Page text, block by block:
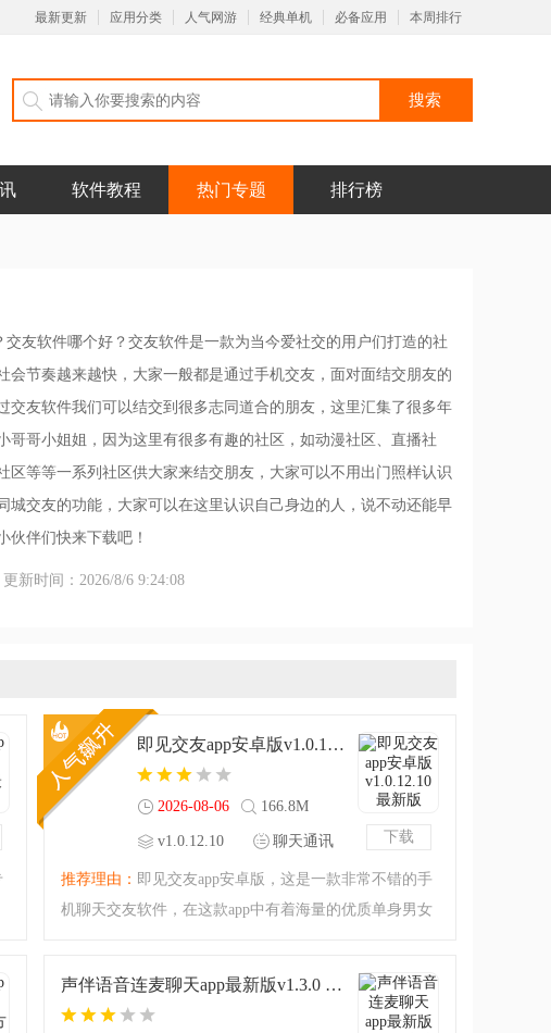
最新更新 应用分类 人气网游 经典单机 必备应用 本周排行
软件教程 热门专题 排行榜
交友软件哪个好？交友软件是一款为当今爱社交的用户们打造的社
会节奏越来越快，大家一般都是通过手机交友，面对面结交朋友的
交友软件我们可以结交到很多志同道合的朋友，这里汇集了很多年
哥哥小姐姐，因为这里有很多有趣的社区，如动漫社区、直播社
区等等一系列社区供大家来结交朋友，大家可以不用出门照样认识
城交友的功能，大家可以在这里认识自己身边的人，说不动还能早
伙伴们快来下载吧！
更新时间：2026/8/6 9:24:08
下载
即见交友app安卓版v1.0.12.10 最新版
2026-08-06 166.8M
v1.0.12.10
聊天通讯
推荐理由： 即见交友app安卓版，这是一款非常不错的手
机聊天交友软件，在这款app中有着海量的优质单身男女
需复杂的操作就可以与自己感兴趣的人进行互动哦，喜
声伴语音连麦聊天app最新版v1.3.0 安卓版